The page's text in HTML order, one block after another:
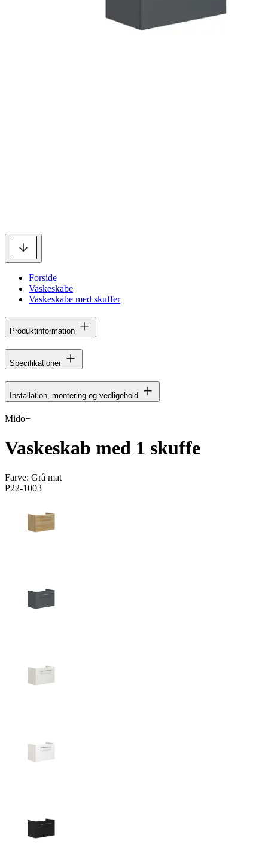
Forside
Vaskeskabe
Vaskeskabe med skuffer
Produktinformation
Specifikationer
Installation, montering og vedligehold
Mido+
Vaskeskab med 1 skuffe
Farve: Grå mat
P22-1003